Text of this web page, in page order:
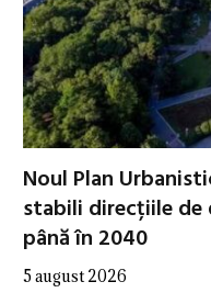
Noul Plan
stabili direcțiile de
până în 2040
5 august 2026